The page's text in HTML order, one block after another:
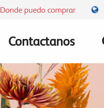
Donde puedo comprar
Contactanos